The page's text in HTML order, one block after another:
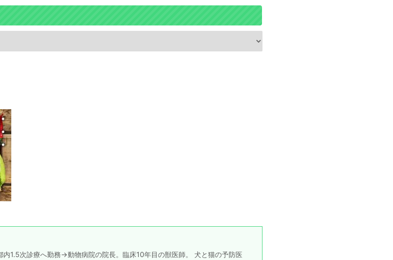
1.5次診療へ勤務→動物病院の院長。臨床10年目の獣医師。 犬と猫の予防医